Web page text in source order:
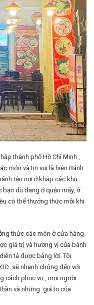
thành phố Hồ Chí Minh ,
món và tin vui là hiện Bánh
tận nơi ở khắp các khu
bạn dù đang ở quận mấy, ở
có thể thưởng thức mỗi khi
thức các món ở cửa hàng
giá trị và hương vị của bánh
tả được bằng lời. Tôi
sẽ nhanh chóng đến với
cách phục vụ , mọi người
và những giá trị của